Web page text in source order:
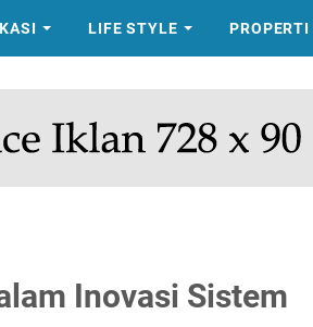
LIFE STYLE PROPERTI
Inovasi Sistem